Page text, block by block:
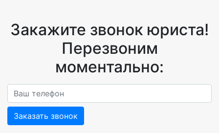
Закажите звонок юриста!
Перезвоним
моментально:
Заказать звонок